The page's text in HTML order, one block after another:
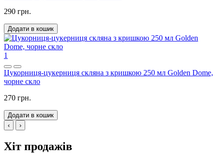
290 грн.
Додати в кошик
1
Цукорниця-цукерниця скляна з кришкою 250 мл Golden Dome,
чорне скло
270 грн.
Додати в кошик
‹
›
Хіт продажів